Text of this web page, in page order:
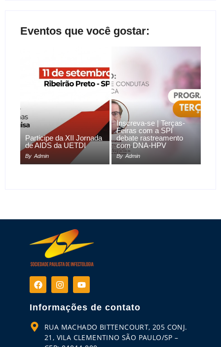
Eventos que você gostar:
Participe da XII Jornada
de AIDS da UETDI
By Admin
Inscreva-se | Terças-
Feiras com a SPI
debate rastreamento
com DNA-HPV
By Admin
Informações de contato
RUA MACHADO BITTENCOURT, 205 CONJ.
21, VILA CLEMENTINO SÃO PAULO/SP –